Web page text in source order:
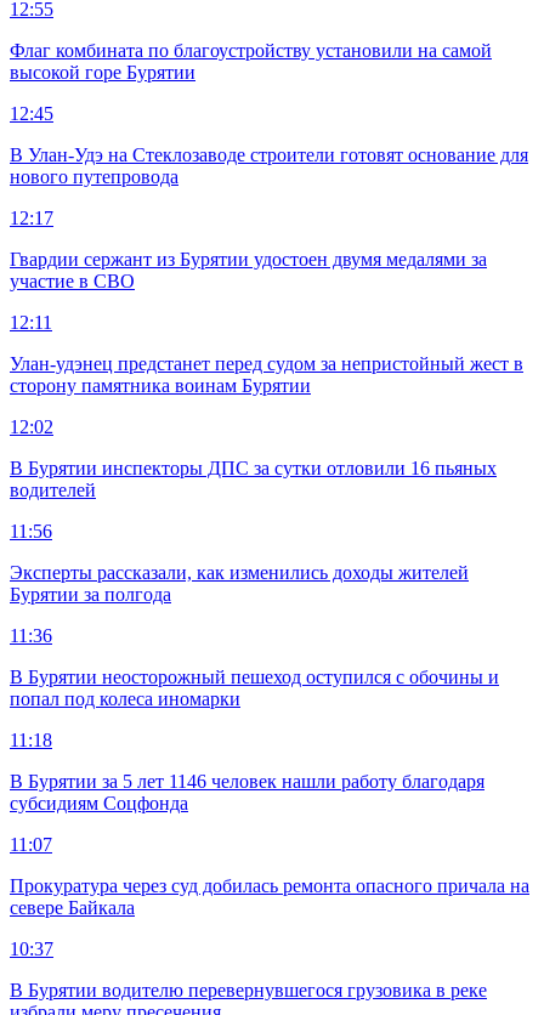
12:55
Флаг комбината по благоустройству установили на самой
высокой горе Бурятии
12:45
В Улан-Удэ на Стеклозаводе строители готовят основание для
нового путепровода
12:17
Гвардии сержант из Бурятии удостоен двумя медалями за
участие в СВО
12:11
Улан-удэнец предстанет перед судом за непристойный жест в
сторону памятника воинам Бурятии
12:02
В Бурятии инспекторы ДПС за сутки отловили 16 пьяных
водителей
11:56
Эксперты рассказали, как изменились доходы жителей
Бурятии за полгода
11:36
В Бурятии неосторожный пешеход оступился с обочины и
попал под колеса иномарки
11:18
В Бурятии за 5 лет 1146 человек нашли работу благодаря
субсидиям Соцфонда
11:07
Прокуратура через суд добилась ремонта опасного причала на
севере Байкала
10:37
В Бурятии водителю перевернувшегося грузовика в реке